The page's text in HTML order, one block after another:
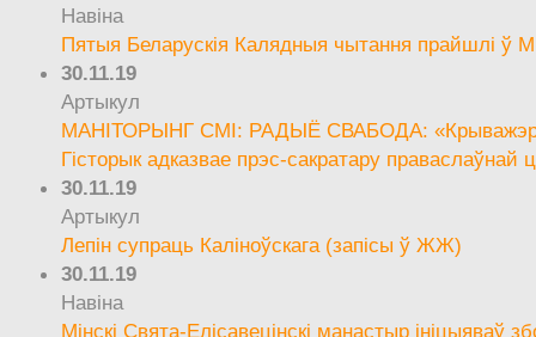
Навіна
Пятыя Беларускія Калядныя чытання прайшлі ў
30.11.19
Артыкул
МАНІТОРЫНГ СМІ: РАДЫЁ СВАБОДА:
Гісторык адказвае прэс-сакратару праваслаўнай
30.11.19
Артыкул
Лепін супраць Каліноўскага (запісы ў ЖЖ)
30.11.19
Навіна
Мінскі Свята-Елісавецінскі манастыр ініцыяваў